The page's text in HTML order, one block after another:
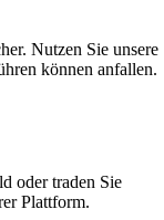
Nutzen Sie unsere
können anfallen.
oder traden Sie
Plattform.